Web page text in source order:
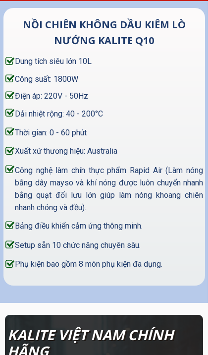
NỒI CHIÊN KHÔNG DẦU KIÊM LÒ
NƯỚNG KALITE Q10
Dung tích siêu lớn 10L
Công suất: 1800W
Điện áp: 220V - 50Hz
Dải nhiệt rộng: 40 - 200°C
Thời gian: 0 - 60 phút
Xuất xứ thương hiệu: Australia
Công nghệ làm chín thực phẩm Rapid Air (Làm nóng
bằng dây mayso và khí nóng được luôn chuyển nhanh
bằng quạt đối lưu lớn giúp làm nóng khoang chiên
nhanh chóng và đều).
Bảng điều khiển cảm ứng thông minh.
Setup sẵn 10 chức năng chuyên sâu.
Phụ kiện bao gồm 8 món phụ kiện đa dụng.
KALITE VIỆT NAM CHÍNH
HÃNG